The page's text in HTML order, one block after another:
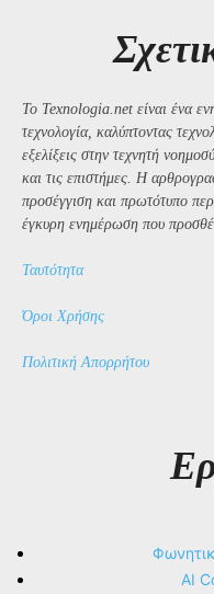
Το Texnologia.net είναι ένα
τεχνολογία, καλύπτοντας
εξελίξεις στην τεχνητή
και τις επιστήμες. Η
προσέγγιση και πρωτότυπο
έγκυρη ενημέρωση που
Ταυτότητα
Όροι Χρήσης
Πολιτική Απορρήτου
AI